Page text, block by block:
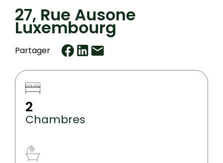
27, Rue Ausone
Luxembourg
Partager
2
Chambres